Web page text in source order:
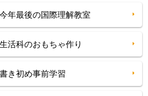
年最後の国際理解教室
活科のおもちゃ作り
き初め事前学習